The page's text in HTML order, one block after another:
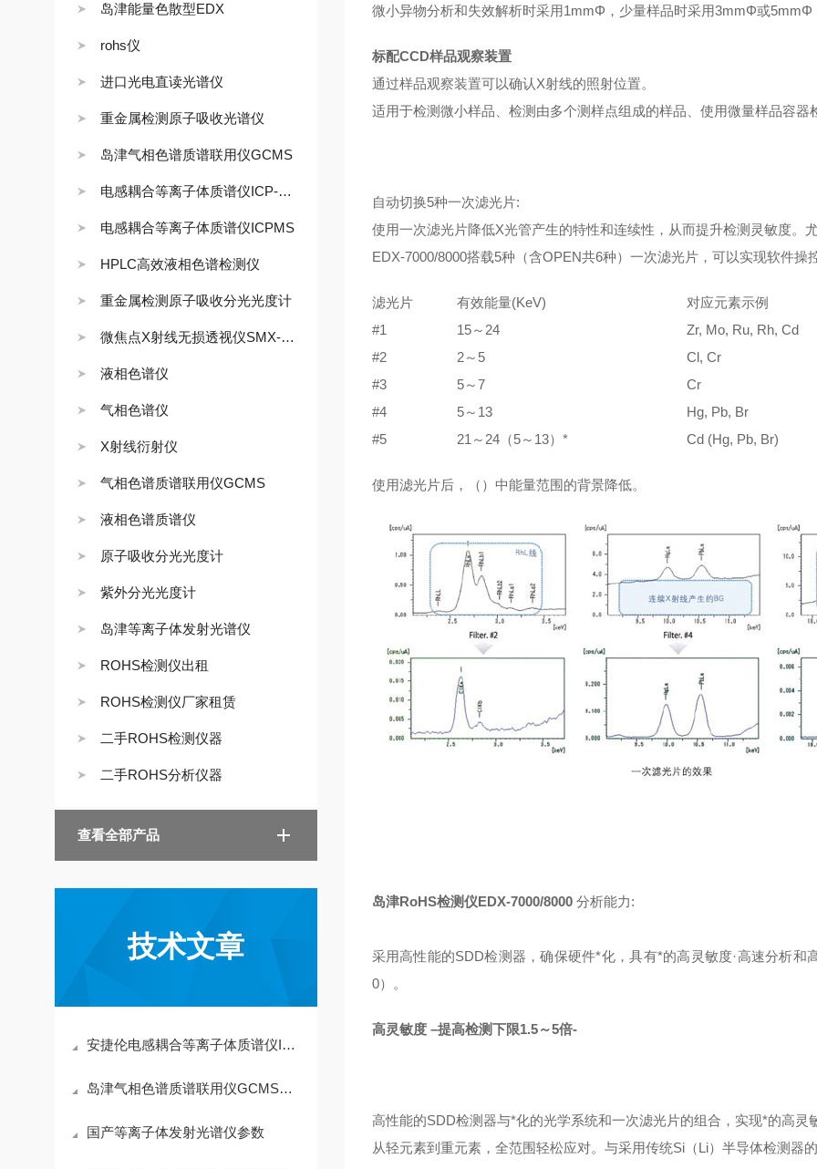
岛津能量色散型EDX
rohs仪
进口光电直读光谱仪
重金属检测原子吸收光谱仪
岛津气相色谱质谱联用仪GCMS
电感耦合等离子体质谱仪ICP-MS
电感耦合等离子体质谱仪ICPMS
HPLC高效液相色谱检测仪
重金属检测原子吸收分光光度计
微焦点X射线无损透视仪SMX-1000L/1000puls
液相色谱仪
气相色谱仪
X射线衍射仪
气相色谱质谱联用仪GCMS
液相色谱质谱仪
原子吸收分光光度计
紫外分光光度计
岛津等离子体发射光谱仪
ROHS检测仪出租
ROHS检测仪厂家租赁
二手ROHS检测仪器
二手ROHS分析仪器
查看全部产品
技术文章
安捷伦电感耦合等离子体质谱仪ICPMS-7700多元素同时分析功能
岛津气相色谱质谱联用仪GCMS的维护细节
国产等离子体发射光谱仪参数
微小异物分析和失效解析时采用1mmΦ，少量样品时采用3mmΦ或5mmΦ
标配CCD样品观察装置
通过样品观察装置可以确认X射线的照射位置。
适用于检测微小样品、检测由多个测样点组成的样品、使用微量样品容器
自动切换5种一次滤光片:
使用一次滤光片降低X光管产生的特性和连续性，从而提升检测灵敏度。
EDX-7000/8000搭载5种（含OPEN共6种）一次滤光片，可以实现软件操
滤光片 有效能量(KeV)
对应元素示例
#1
15～24
Zr, Mo, Ru, Rh, Cd
#2
2～5
Cl, Cr
#3
5～7
Cr
#4
5～13
Hg, Pb, Br
#5
21～24（5～13）* Cd (Hg, Pb, Br)
使用滤光片后，（）中能量范围的背景降低。
岛津RoHS检测仪EDX-7000/8000分析能力:
采用高性能的SDD检测器，确保硬件*化，具有*的高灵敏度·高速分析
0）。
高灵敏度 –提高检测下限1.5～5倍-
高性能的SDD检测器与*化的光学系统和一次滤光片的组合，实现*的高灵
从轻元素到重元素，全范围轻松应对。与采用传统Si（Li）半导体检测器